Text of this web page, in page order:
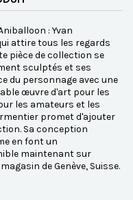
: Yvan
attire tous les regards
pièce de collection se
sculptés et ses
du personnage avec une
œuvre d'art pour les
les amateurs et les
promet d'ajouter
Sa conception
en font un
maintenant sur
de Genève, Suisse.